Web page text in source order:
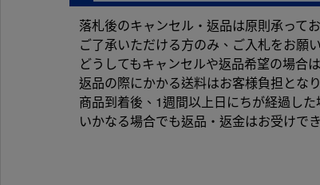
落札後のキャンセル・返品は原則承って
ご了承いただける方のみ、ご入札をお願
どうしてもキャンセルや返品希望の場合
返品の際にかかる送料はお客様負担とな
商品到着後、1週間以上日にちが経過した
いかなる場合でも返品・返金はお受けで